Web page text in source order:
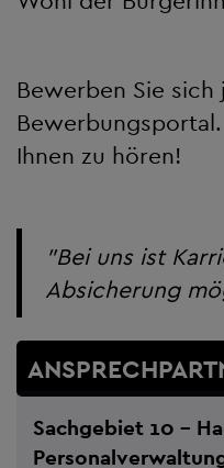
Bewerben Sie sich
Bewerbungsportal.
Ihnen zu hören!
"Bei uns ist
Absicherung
Sachgebiet 10 -